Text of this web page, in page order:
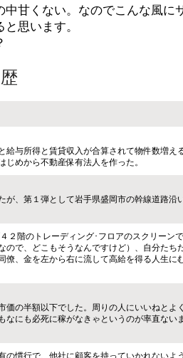
甘くない。なのでこんな風に
思います。
給与所得と賃貸収入が合算されて物件数増え
めから不動産保有法人を作った。
、第１弾として岩手県盛岡市の幹線道路沿
２階のトレーディング･フロアのスクリーン
で、どこもそうなんですけど）、自分たち
、金を左から右に流して高給を得る人生に
の半額以下でした。周りの人にいいねとよ
にも必死に稼がなきゃというのが率直ない
慣行で、他社に顧客を持っていかれないよ